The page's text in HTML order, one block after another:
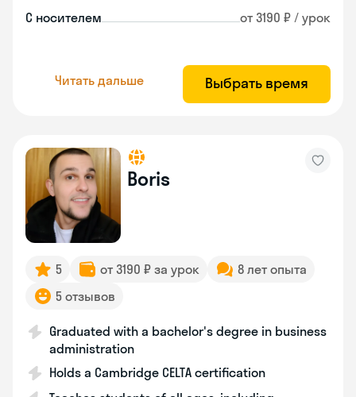
С носителем от 3190 ₽ / урок
Читать дальше Выбрать время
Boris
5 от 3190 ₽ за урок
8 лет опыта
5 отзывов
Graduated with a bachelor's degree in business
administration
Holds a Cambridge CELTA certification